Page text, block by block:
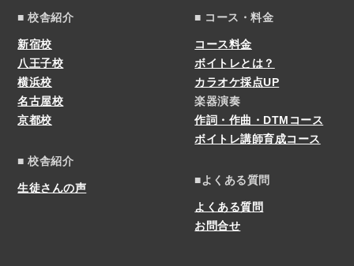
■ 校舎紹介
新宿校
八王子校
横浜校
名古屋校
京都校
■ 校舎紹介
生徒さんの声
■ コース・料金
コース料金
ボイトレとは？
カラオケ採点UP
楽器演奏
作詞・作曲・DTMコース
ボイトレ講師育成コース
■よくある質問
よくある質問
お問合せ